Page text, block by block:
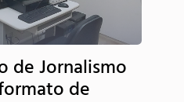
de Jornalismo
de